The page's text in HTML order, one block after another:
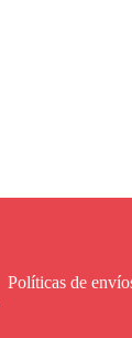
Políticas de